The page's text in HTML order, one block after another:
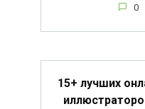
0
15+ лучших